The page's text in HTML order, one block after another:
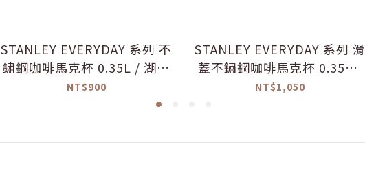
STANLEY EVERYDAY 系列 不
鏽鋼咖啡馬克杯 0.35L / 湖畔
綠
NT$900
STANLEY EVERYDAY 系列 滑
蓋不鏽鋼咖啡馬克杯 0.35L /
光澤奶油白
NT$1,050